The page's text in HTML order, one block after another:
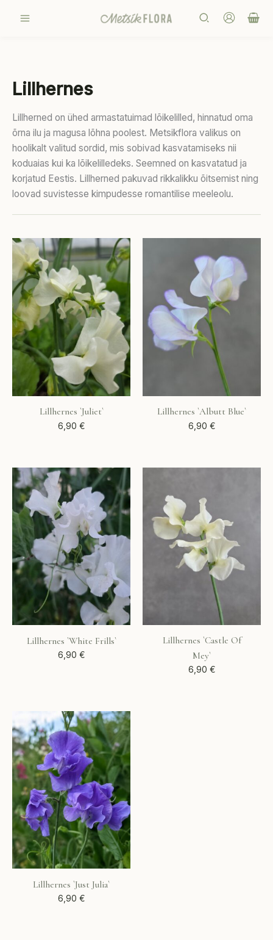
Search
Lillhernes
Lillherned on ühed armastatuimad lõikelilled, hinnatud oma
õrna ilu ja magusa lõhna poolest. Metsikflora valikus on
hoolikalt valitud sordid, mis sobivad kasvatamiseks nii
koduaias kui ka lõikelilledeks. Seemned on kasvatatud ja
korjatud Eestis. Lillherned pakuvad rikkalikku õitsemist ning
loovad suvistesse kimpudesse romantilise meeleolu.
Lillhernes `Juliet`
6,90 €
Lillhernes `Albutt Blue`
6,90 €
Lillhernes `White Frills`
6,90 €
Lillhernes `Castle Of
Mey`
6,90 €
Lillhernes `Just Julia`
6,90 €